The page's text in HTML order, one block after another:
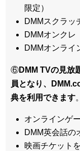
限定）
DMMスクラッ
DMMオンクレ
DMMオンライ
⑥DMM TVの見放
員となり、
典を利用できます。
オンラインゲ
DMM英会話の
映画チケット